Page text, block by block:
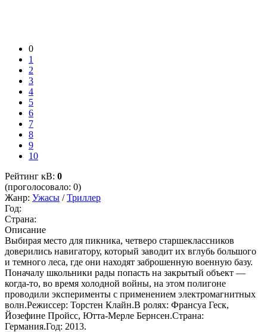
0
1
2
3
4
5
6
7
8
9
10
Рейтинг кВ: 0
(проголосовало: 0)
Жанр: Ужасы /Триллер
Год:
Страна:
Описание
Выбирая место для пикника, четверо старшеклассников
доверились навигатору, который заводит их вглубь большого
и темного леса, где они находят заброшенную военную базу.
Поначалу школьники рады попасть на закрытый объект —
когда-то, во время холодной войны, на этом полигоне
проводили эксперименты с применением электромагнитных
волн.Режиссер: Торстен Клайн.В ролях: Франсуа Геск,
Йозефине Пройсс, Ютта-Мерле Бернсен.Страна:
Германия.Год: 2013.